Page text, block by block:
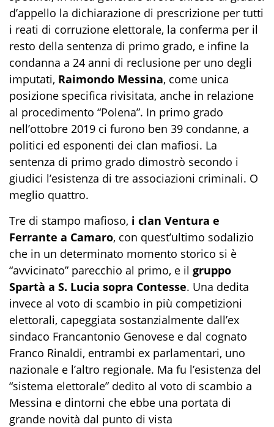
d’appello la dichiarazione di prescrizione per tutti
i reati di corruzione elettorale, la conferma per il
resto della sentenza di primo grado, e infine la
condanna a 24 anni di reclusione per uno degli
imputati, Raimondo Messina, come unica
posizione specifica rivisitata, anche in relazione
al procedimento “Polena”. In primo grado
nell’ottobre 2019 ci furono ben 39 condanne, a
politici ed esponenti dei clan mafiosi. La
sentenza di primo grado dimostrò secondo i
giudici l’esistenza di tre associazioni criminali. O
meglio quattro.
Tre di stampo mafioso, i clan Ventura e
Ferrante a Camaro, con quest’ultimo sodalizio
che in un determinato momento storico si è
“avvicinato” parecchio al primo, e il gruppo
Spartà a S. Lucia sopra Contesse. Una dedita
invece al voto di scambio in più competizioni
elettorali, capeggiata sostanzialmente dall’ex
sindaco Francantonio Genovese e dal cognato
Franco Rinaldi, entrambi ex parlamentari, uno
nazionale e l’altro regionale. Ma fu l’esistenza del
“sistema elettorale” dedito al voto di scambio a
Messina e dintorni che ebbe una portata di
grande novità dal punto di vista